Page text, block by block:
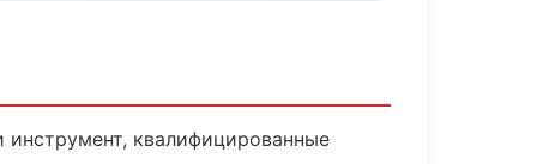
квалифицированные